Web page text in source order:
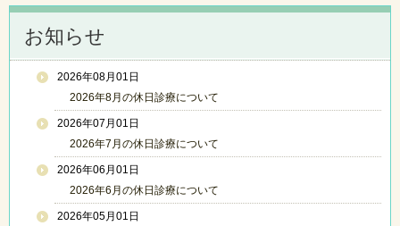
お知らせ
2026年08月01日
2026年8月の休日診療について
2026年07月01日
2026年7月の休日診療について
2026年06月01日
2026年6月の休日診療について
2026年05月01日